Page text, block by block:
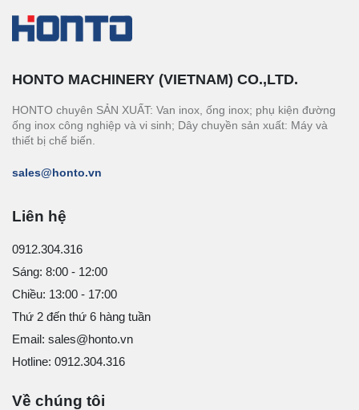
HONTO MACHINERY (VIETNAM) CO.,LTD.
HONTO chuyên SẢN XUẤT: Van inox, ống inox; phụ kiện đường
ống inox công nghiệp và vi sinh; Dây chuyền sản xuất: Máy và
thiết bị chế biến.
sales@honto.vn
Liên hệ
0912.304.316
Sáng: 8:00 - 12:00
Chiều: 13:00 - 17:00
Thứ 2 đến thứ 6 hàng tuần
Email: sales@honto.vn
Hotline: 0912.304.316
Về chúng tôi